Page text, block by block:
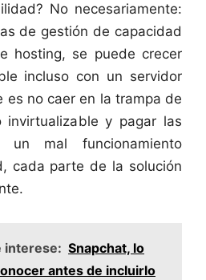
No necesariamente:
de gestión de capacidad
hosting, se puede crecer
incluso con un servidor
es no caer en la trampa de
invirtualizable y pagar las
un mal funcionamiento
cada parte de la solución
interese: Snapchat, lo
antes de incluirlo